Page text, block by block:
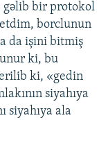
gəlib bir protokol
borclunun
da işini bitmiş
ki, bu
ki, «gedin
siyahıya
siyahıya ala